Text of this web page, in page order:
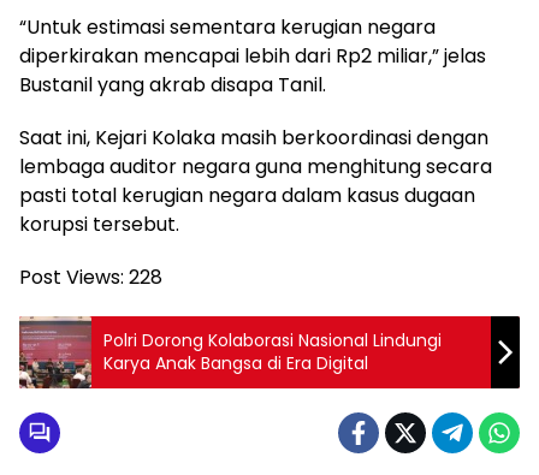
‎“Untuk estimasi sementara kerugian negara
diperkirakan mencapai lebih dari Rp2 miliar,” jelas
Bustanil yang akrab disapa Tanil.
‎Saat ini, Kejari Kolaka masih berkoordinasi dengan
lembaga auditor negara guna menghitung secara
pasti total kerugian negara dalam kasus dugaan
korupsi tersebut.
Post Views: 228
Polri Dorong Kolaborasi Nasional Lindungi
Karya Anak Bangsa di Era Digital